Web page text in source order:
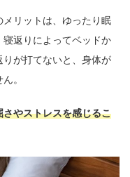
リットは、ゆったり眠
返りによってベッドか
が打てないと、身体が
。
さやストレスを感じるこ